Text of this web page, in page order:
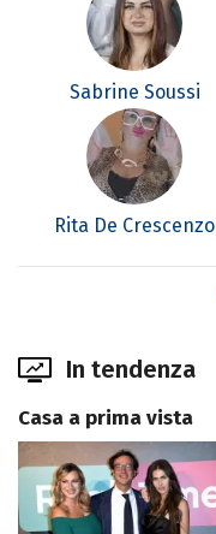
Sabrine Soussi
Rita De Crescenzo
In tendenza
Casa a prima vista